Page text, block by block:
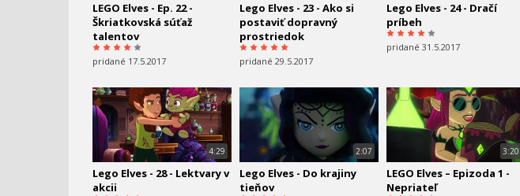
LEGO Elves - Ep. 22 -
Škriatkovská súťaž
talentov
pridané 17.5.2017
Lego Elves - 23 - Ako si
postaviť dopravný
prostriedok
pridané 29.5.2017
Lego Elves - 24 - Dračí
príbeh
pridané 31.5.2017
4:29
Lego Elves - 28 - Lektvary v
akcii
2:07
Lego Elves - Do krajiny
tieňov
3:20
LEGO Elves – Epizoda 1 -
Nepriateľ